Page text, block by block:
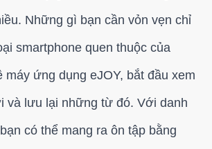
Những gì bạn cần vỏn vẹn chỉ
smartphone quen thuộc của
máy ứng dụng eJOY, bắt đầu xem
và lưu lại những từ đó. Với danh
có thể mang ra ôn tập bằng